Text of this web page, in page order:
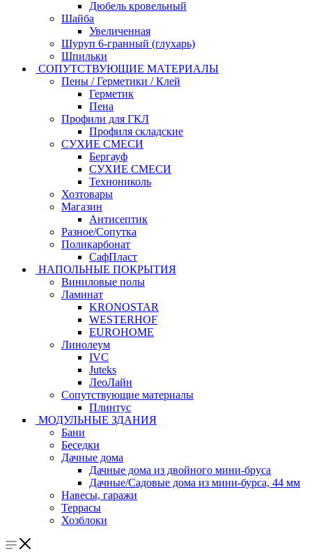
Дюбель кровельный
Шайба
Увеличенная
Шуруп 6-гранный (глухарь)
Шпильки
СОПУТСТВУЮЩИЕ МАТЕРИАЛЫ
Пены / Герметики / Клей
Герметик
Пена
Профили для ГКЛ
Профиля складские
СУХИЕ СМЕСИ
Бергауф
СУХИЕ СМЕСИ
Технониколь
Хозтовары
Магазин
Антисептик
Разное/Сопутка
Поликарбонат
СафПласт
НАПОЛЬНЫЕ ПОКРЫТИЯ
Виниловые полы
Ламинат
KRONOSTAR
WESTERHOF
EUROHOME
Линолеум
IVC
Juteks
ЛеоЛайн
Сопутствующие материалы
Плинтус
МОДУЛЬНЫЕ ЗДАНИЯ
Бани
Беседки
Дачные дома
Дачные дома из двойного мини-бруса
Дачные/Садовые дома из мини-бурса, 44 мм
Навесы, гаражи
Террасы
Хозблоки